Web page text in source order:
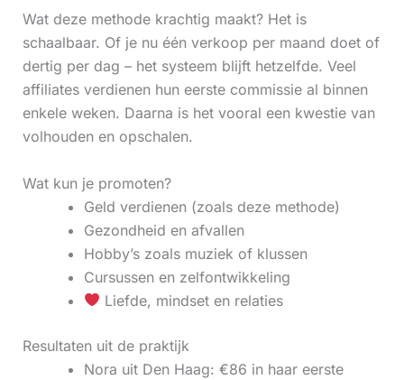
Wat deze methode krachtig maakt? Het is
schaalbaar. Of je nu één verkoop per maand doet of
dertig per dag – het systeem blijft hetzelfde. Veel
affiliates verdienen hun eerste commissie al binnen
enkele weken. Daarna is het vooral een kwestie van
volhouden en opschalen.
Wat kun je promoten?
Geld verdienen (zoals deze methode)
Gezondheid en afvallen
Hobby’s zoals muziek of klussen
Cursussen en zelfontwikkeling
Liefde, mindset en relaties
Resultaten uit de praktijk
Nora uit Den Haag: €86 in haar eerste